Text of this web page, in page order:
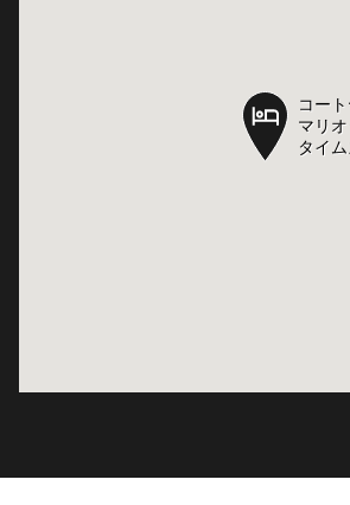
コー
マリ
タイ
コー
マリ
タイ